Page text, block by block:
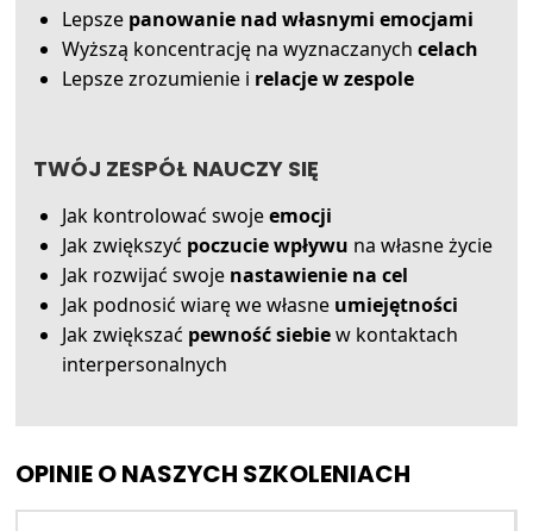
Lepsze panowanie nad własnymi emocjami
Wyższą koncentrację na wyznaczanychcelach
Lepsze zrozumienie i relacje w zespole
TWÓJ ZESPÓŁ NAUCZY SIĘ
Jak kontrolować swojeemocji
Jak zwiększyć poczucie wpływu na własne życie
Jak rozwijać swoje nastawienie na cel
Jak podnosić wiarę we własne umiejętności
Jak zwiększać pewność siebiew kontaktach
interpersonalnych
OPINIE O NASZYCH SZKOLENIACH